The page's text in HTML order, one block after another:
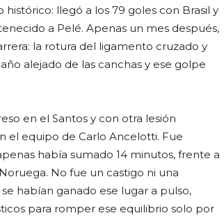
llegó a los 79 goles con Brasil y
a Pelé. Apenas un mes después,
la rotura del ligamento cruzado y
alejado de las canchas y ese golpe
en el Santos y con otra lesión
el equipo de Carlo Ancelotti. Fue
había sumado 14 minutos, frente a
No fue un castigo ni una
habían ganado ese lugar a pulso,
para romper ese equilibrio solo por